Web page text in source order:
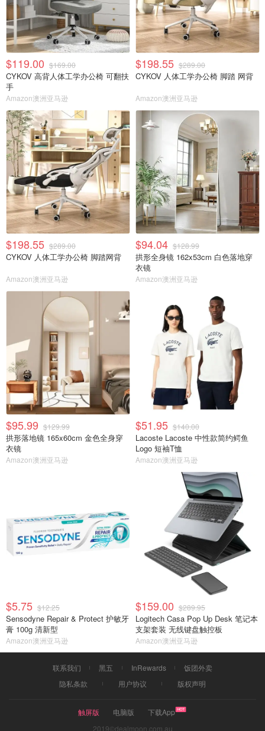
$119.00 $169.00
CYKOV 高背人体工学办公椅 可翻扶
手
Amazon澳洲亚马逊
$198.55 $289.00
CYKOV 人体工学办公椅 脚踏 网背
Amazon澳洲亚马逊
$198.55 $289.00
CYKOV 人体工学办公椅 脚踏网背
Amazon澳洲亚马逊
$94.04 $128.99
拱形全身镜 162x53cm 白色落地穿
衣镜
Amazon澳洲亚马逊
$95.99 $129.99
拱形落地镜 165x60cm 金色全身穿
衣镜
Amazon澳洲亚马逊
$51.95 $140.00
Lacoste Lacoste 中性款简约鳄鱼
Logo 短袖T恤
Amazon澳洲亚马逊
$5.75 $12.25
Sensodyne Repair & Protect 护敏牙
膏 100g 清新型
Amazon澳洲亚马逊
$159.00 $289.95
Logitech Casa Pop Up Desk 笔记本
支架套装 无线键盘触控板
Amazon澳洲亚马逊
联系我们 黑五 InRewards
饭团外卖
隐私条款
用户协议 版权声明
触屏版 电脑版
下载App
2019©dealmoon.com.au